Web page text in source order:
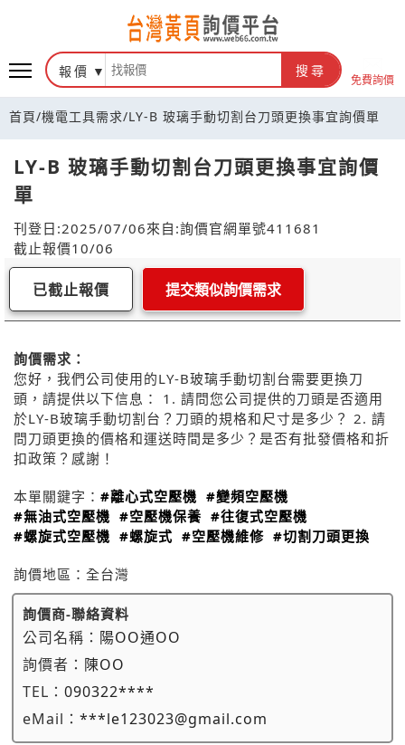
報價 搜尋
免費詢價
首頁/機電工具需求/LY-B 玻璃手動切割台刀頭更換事宜詢價單
LY-B 玻璃手動切割台刀頭更換事宜詢價
單
刊登日:2025/07/06來自:詢價官網單號411681
截止報價10/06
已截止報價 提交類似詢價需求
詢價需求：
您好，我們公司使用的LY-B玻璃手動切割台需要更換刀
頭，請提供以下信息： 1. 請問您公司提供的刀頭是否適用
於LY-B玻璃手動切割台？刀頭的規格和尺寸是多少？ 2. 請
問刀頭更換的價格和運送時間是多少？是否有批發價格和折
扣政策？感謝！
本單關鍵字： #離心式空壓機 #變頻空壓機
#無油式空壓機 #空壓機保養 #往復式空壓機
#螺旋式空壓機 #螺旋式 #空壓機維修 #切割刀頭更換
詢價地區： 全台灣
詢價商-聯絡資料
公司名稱： 陽OO通OO
詢價者： 陳OO
TEL： 090322****
eMail： ***le123023@gmail.com